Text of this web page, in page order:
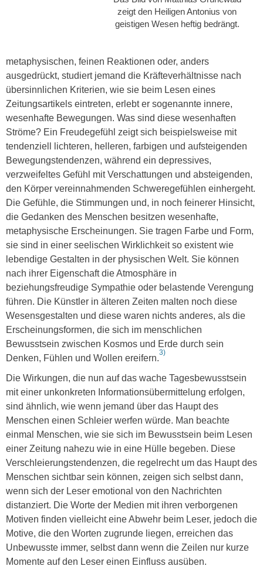
zeigt den Heiligen Antonius von
geistigen Wesen heftig bedrängt.
metaphysischen, feinen Reaktionen oder, anders
ausgedrückt, studiert jemand die Kräfteverhältnisse nach
übersinnlichen Kriterien, wie sie beim Lesen eines
Zeitungsartikels eintreten, erlebt er sogenannte innere,
wesenhafte Bewegungen. Was sind diese wesenhaften
Ströme? Ein Freudegefühl zeigt sich beispielsweise mit
tendenziell lichteren, helleren, farbigen und aufsteigenden
Bewegungstendenzen, während ein depressives,
verzweifeltes Gefühl mit Verschattungen und absteigenden,
den Körper vereinnahmenden Schweregefühlen einhergeht.
Die Gefühle, die Stimmungen und, in noch feinerer Hinsicht,
die Gedanken des Menschen besitzen wesenhafte,
metaphysische Erscheinungen. Sie tragen Farbe und Form,
sie sind in einer seelischen Wirklichkeit so existent wie
lebendige Gestalten in der physischen Welt. Sie können
nach ihrer Eigenschaft die Atmosphäre in
beziehungsfreudige Sympathie oder belastende Verengung
führen. Die Künstler in älteren Zeiten malten noch diese
Wesensgestalten und diese waren nichts anderes, als die
Erscheinungsformen, die sich im menschlichen
Bewusstsein zwischen Kosmos und Erde durch sein
Denken, Fühlen und Wollen ereifern.
3)
Die Wirkungen, die nun auf das wache Tagesbewusstsein
mit einer unkonkreten Informationsübermittelung erfolgen,
sind ähnlich, wie wenn jemand über das Haupt des
Menschen einen Schleier werfen würde. Man beachte
einmal Menschen, wie sie sich im Bewusstsein beim Lesen
einer Zeitung nahezu wie in eine Hülle begeben. Diese
Verschleierungstendenzen, die regelrecht um das Haupt des
Menschen sichtbar sein können, zeigen sich selbst dann,
wenn sich der Leser emotional von den Nachrichten
distanziert. Die Worte der Medien mit ihren verborgenen
Motiven finden vielleicht eine Abwehr beim Leser, jedoch die
Motive, die den Worten zugrunde liegen, erreichen das
Unbewusste immer, selbst dann wenn die Zeilen nur kurze
Momente auf den Leser einen Einfluss ausüben.